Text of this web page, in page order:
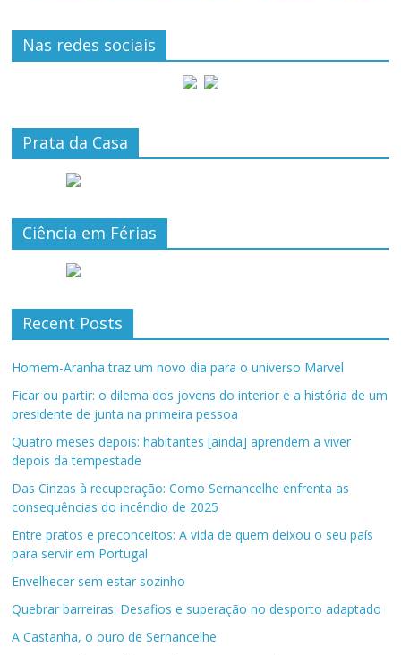
Nas redes sociais
Prata da Casa
Ciência em Férias
Recent Posts
Homem-Aranha traz um novo dia para o universo Marvel
Ficar ou partir: o dilema dos jovens do interior e a história de um
presidente de junta na primeira pessoa
Quatro meses depois: habitantes [ainda] aprendem a viver
depois da tempestade
Das Cinzas à recuperação: Como Sernancelhe enfrenta as
consequências do incêndio de 2025
Entre pratos e preconceitos: A vida de quem deixou o seu país
para servir em Portugal
Envelhecer sem estar sozinho
Quebrar barreiras: Desafios e superação no desporto adaptado
A Castanha, o ouro de Sernancelhe